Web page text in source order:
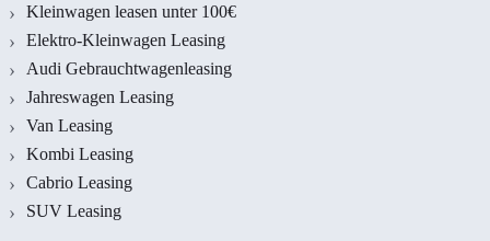
Kleinwagen leasen unter 100€
Elektro-Kleinwagen Leasing
Audi Gebrauchtwagenleasing
Jahreswagen Leasing
Van Leasing
Kombi Leasing
Cabrio Leasing
SUV Leasing